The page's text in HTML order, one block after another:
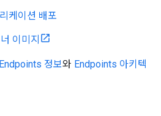
케이션 배포
이미지
Endpoints 정보와 Endpoints 아키텍